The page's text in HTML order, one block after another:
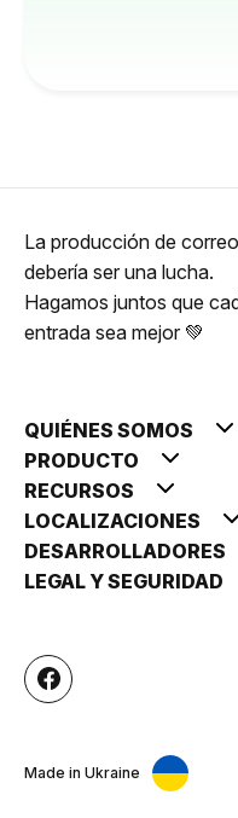
La producción de
debería ser una lucha.
Hagamos juntos que
entrada sea mejor 💚
QUIÉNES SOMOS
PRODUCTO
RECURSOS
LOCALIZACIONES
DESARROLLADORES
LEGAL Y SEGURIDAD
Made in Ukraine